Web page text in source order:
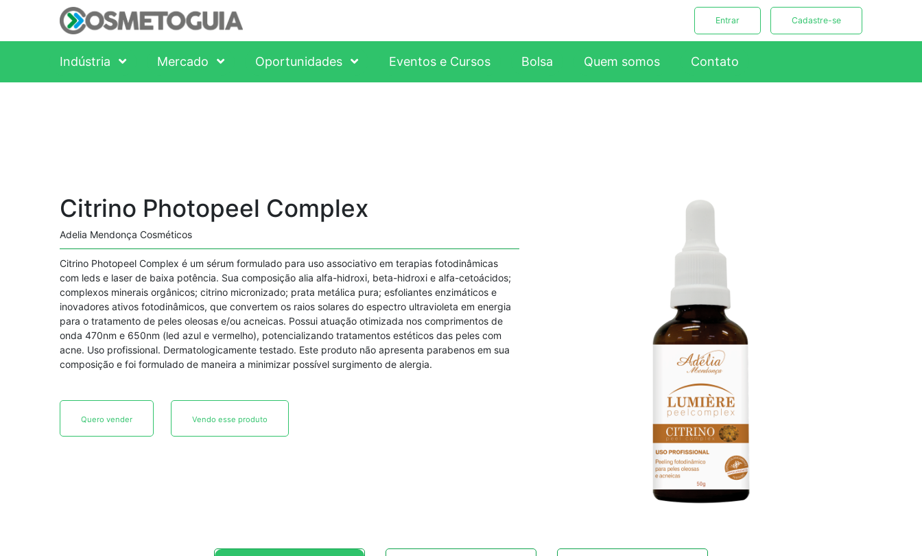
Entrar Cadastre-se
Indústria Mercado Oportunidades Eventos e Cursos Bolsa Quem somos Contato
Citrino Photopeel Complex
Adelia Mendonça Cosméticos
Citrino Photopeel Complex é um sérum formulado para uso associativo em terapias fotodinâmicas
com leds e laser de baixa potência. Sua composição alia alfa-hidroxi, beta-hidroxi e alfa-cetoácidos;
complexos minerais orgânicos; citrino micronizado; prata metálica pura; esfoliantes enzimáticos e
inovadores ativos fotodinâmicos, que convertem os raios solares do espectro ultravioleta em energia
para o tratamento de peles oleosas e/ou acneicas. Possui atuação otimizada nos comprimentos de
onda 470nm e 650nm (led azul e vermelho), potencializando tratamentos estéticos das peles com
acne. Uso profissional. Dermatologicamente testado. Este produto não apresenta parabenos em sua
composição e foi formulado de maneira a minimizar possível surgimento de alergia.
Quero vender Vendo esse produto